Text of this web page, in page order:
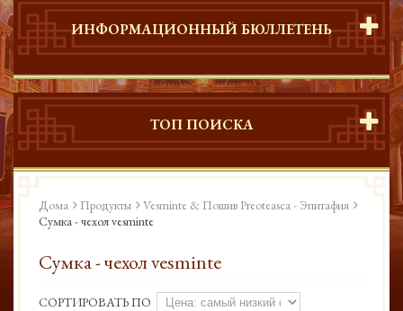
ИНФОРМАЦИОННЫЙ БЮЛЛЕТЕНЬ
ТОП ПОИСКА
Дома Продукты
Vesminte & Пошив Preoteasca - Эпитафия
Сумка - чехол vesminte
Сумка - чехол vesminte
СОРТИРОВАТЬ ПО